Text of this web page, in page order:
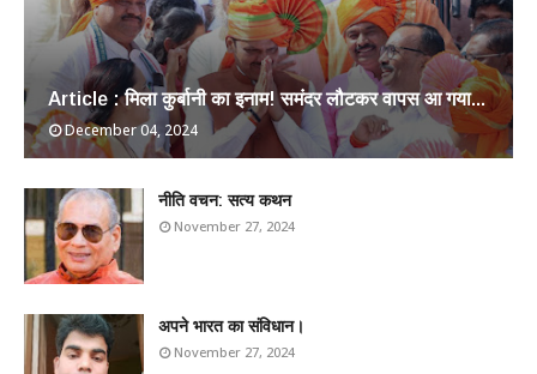
Article : मिला कुर्बानी का इनाम! समंदर लौटकर वापस आ गया...
December 04, 2024
​नीति वचन: सत्य कथन
November 27, 2024
अपने भारत का संविधान।
November 27, 2024